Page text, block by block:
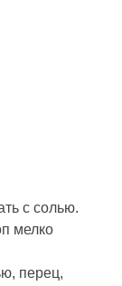
с солью.
мелко
перец,